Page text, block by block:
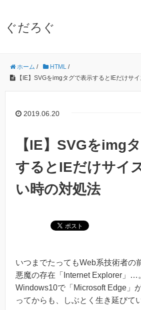
ぐだろぐ
ホーム / HTML /
【IE】SVGをimgタグで表示するとIEだけサ
2019.06.20
【IE】SVGをimg
するとIEだけサイ
い時の対処法
いつまでたってもWeb系技術者の
悪魔の存在「Internet Explorer」…
Windows10で「Microsoft Edge」
ってからも、しぶとく生き延びて